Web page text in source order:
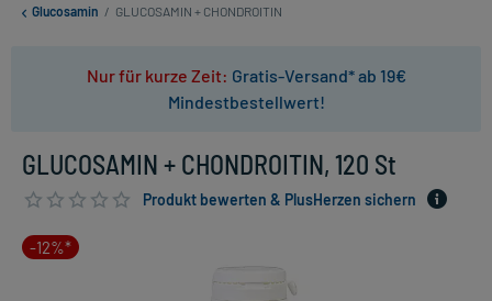
Glucosamin / GLUCOSAMIN + CHONDROITIN
Nur für kurze Zeit: Gratis-Versand* ab 19€
Mindestbestellwert!
GLUCOSAMIN + CHONDROITIN, 120 St
Produkt bewerten & PlusHerzen sichern
-12%*